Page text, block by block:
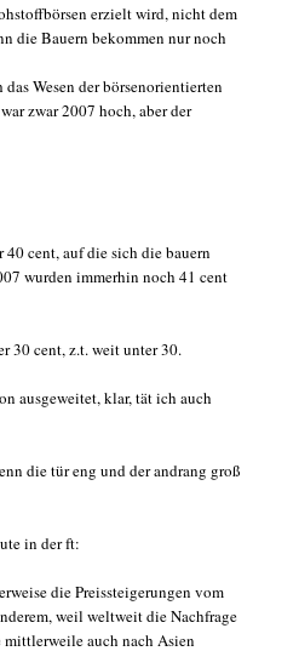
erzielt wird, nicht dem
die Bauern bekommen nur noch
Wesen der börsenorientierten
zwar 2007 hoch, aber der
cent, auf die sich die bauern
wurden immerhin noch 41 cent
30 cent, z.t. weit unter 30.
ausgeweitet, klar, tät ich auch
die tür eng und der andrang groß
in der ft:
die Preissteigerungen vom
weil weltweit die Nachfrage
auch nach Asien